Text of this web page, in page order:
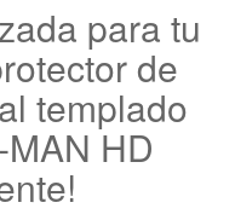
para tu
de
templado
HD